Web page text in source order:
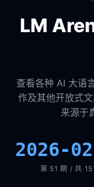
LM
查看各种 AI 大语
作及其他开放式
来源于
2026-
第 51 期 / 共